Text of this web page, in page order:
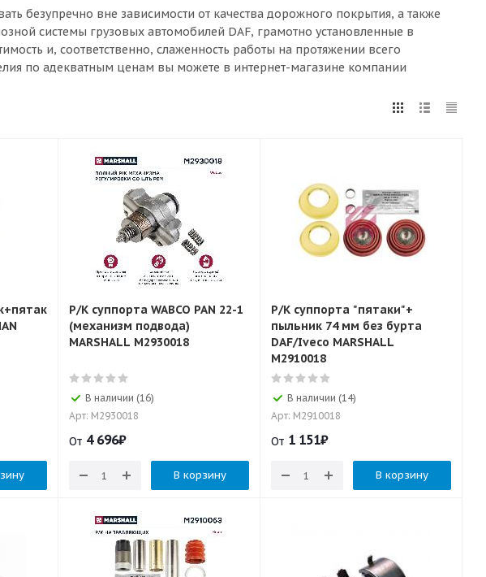
безупречно вне зависимости от качества дорожного покрытия, а также
системы грузовых автомобилей DAF, грамотно установленные в
и, соответственно, слаженность работы на протяжении всего
по адекватным ценам вы можете в интернет-магазине компании
Р/К суппорта WABCO PAN 22-1
(механизм подвода)
MARSHALL M2930018
В наличии (16)
Арт: M2930018
От 4 696₽
В корзину
Р/К суппорта "пятаки"+
пыльник 74 мм без бурта
DAF/Iveco MARSHALL
M2910018
В наличии (14)
Арт: M2910018
От 1 151₽
В корзину